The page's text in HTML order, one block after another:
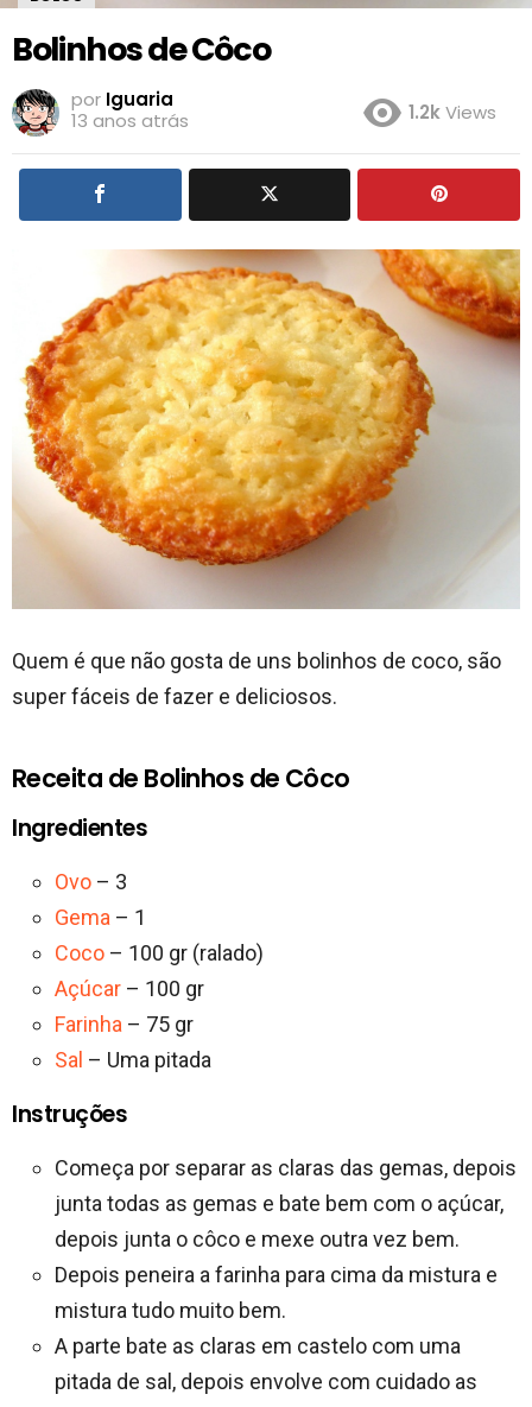
Bolinhos de Côco
por Iguaria
13 anos atrás
1.2kViews
Quem é que não gosta de uns bolinhos de coco, são
super fáceis de fazer e deliciosos.
Receita de Bolinhos de Côco
Ingredientes
Ovo – 3
Gema – 1
Coco – 100 gr (ralado)
Açúcar – 100 gr
Farinha – 75 gr
Sal – Uma pitada
Instruções
Começa por separar as claras das gemas, depois
junta todas as gemas e bate bem com o açúcar,
depois junta o côco e mexe outra vez bem.
Depois peneira a farinha para cima da mistura e
mistura tudo muito bem.
A parte bate as claras em castelo com uma
pitada de sal, depois envolve com cuidado as